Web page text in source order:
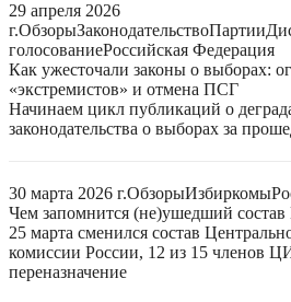
29 апреля 2026
г.ОбзорыЗаконодательствоПартии
голосованиеРоссийская Федерация
Как ужесточали законы о выборах:
«экстремистов» и отмена ПСГ
Начинаем цикл публикаций о
законодательства о выборах за
30 марта 2026 г.ОбзорыИзбиркомы
Чем запомнится (не)ушедший
25 марта сменился состав
комиссии России, 12 из 15 членов
переназначение